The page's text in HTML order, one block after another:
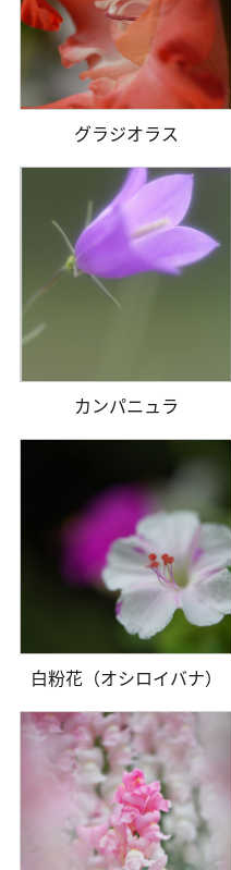
グラジオラス
カンパニュラ
白粉花（オシロイバナ）